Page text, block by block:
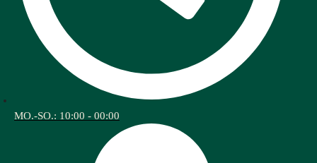
MO.-SO.: 10:00 - 00:00